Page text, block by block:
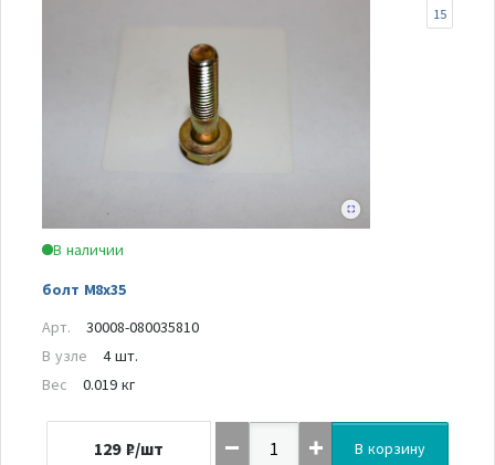
В наличии
болт M8x35
15
Арт.
30008-080035810
В узле
4 шт.
Вес
0.019 кг
129 ₽/шт В корзину